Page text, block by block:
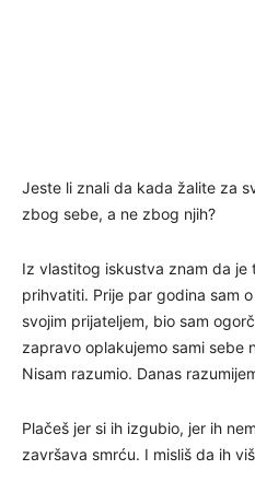
Jeste li znali da kada žalite za
zbog sebe, a ne zbog njih?
Iz vlastitog iskustva znam da je
prihvatiti. Prije par godina sam
svojim prijateljem, bio sam
zapravo oplakujemo sami sebe
Nisam razumio. Danas
Plačeš jer si ih izgubio, jer ih
završava smrću. I misliš da ih